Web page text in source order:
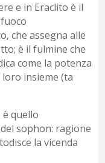
e in Eraclito è il
che assegna alle
è il fulmine che
come la potenza
insieme (ta
è quello
sophon: ragione
la vicenda